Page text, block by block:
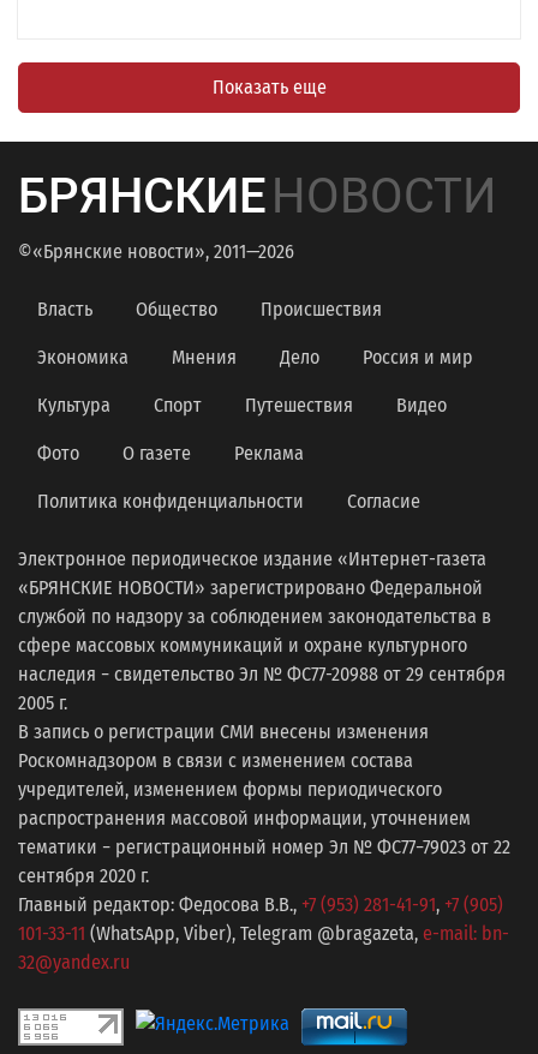
Показать еще
БРЯНСКИЕНОВОСТИ
©«Брянские новости», 2011—2026
Власть Общество Происшествия
Экономика Мнения Дело Россия и мир
Культура Спорт Путешествия Видео
Фото О газете Реклама
Политика конфиденциальности Согласие
Электронное периодическое издание «Интернет-газета
«БРЯНСКИЕ НОВОСТИ» зарегистрировано Федеральной
службой по надзору за соблюдением законодательства в
сфере массовых коммуникаций и охране культурного
наследия − свидетельство Эл № ФС77-20988 от 29 сентября
2005 г.
В запись о регистрации СМИ внесены изменения
Роскомнадзором в связи с изменением состава
учредителей, изменением формы периодического
распространения массовой информации, уточнением
тематики − регистрационный номер Эл № ФС77−79023 от 22
сентября 2020 г.
Главный редактор: Федосова В.В., +7 (953) 281-41-91, +7 (905)
101-33-11 (WhatsApp, Viber), Telegram @bragazeta, e-mail: bn-
32@yandex.ru